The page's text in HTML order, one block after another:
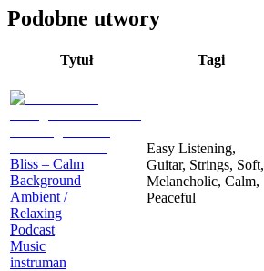
Podobne utwory
Tytuł Tagi
Bliss – Calm
Background
Ambient /
Relaxing
Podcast
Music
instruman
Easy Listening,
Guitar, Strings, Soft,
Melancholic, Calm,
Peaceful